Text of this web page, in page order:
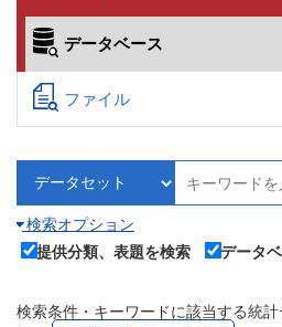
データベース
ファイル
検索オプション
提供分類、表題を検索
データ
検索条件・キーワードに該当する統